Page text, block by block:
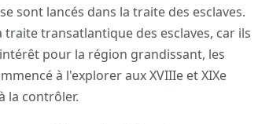
sont lancés dans la traite des esclaves.
transatlantique des esclaves, car ils
pour la région grandissant, les
à l'explorer aux XVIIIe et XIXe
la contrôler.